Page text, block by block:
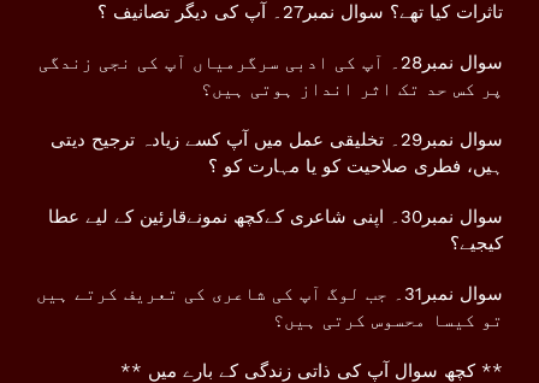
تاثرات کیا تھے؟ سوال نمبر27۔ آپ کی دیگر تصانیف ؟
سوال نمبر28۔ آپ کی ادبی سرگرمیاں آپ کی نجی زندگی
پر کس حد تک اثر انداز ہوتی ہیں؟
سوال نمبر29۔ تخلیقی عمل میں آپ کسے زیادہ ترجیح دیتی
ہیں، فطری صلاحیت کو یا مہارت کو ؟
سوال نمبر30۔ اپنی شاعری کےکچھ نمونےقارئین کے لیے عطا
کیجیے؟
سوال نمبر31۔ جب لوگ آپ کی شاعری کی تعریف کرتے ہیں
تو کیسا محسوس کرتی ہیں؟
** کچھ سوال آپ کی ذاتی زندگی کے بارے میں **